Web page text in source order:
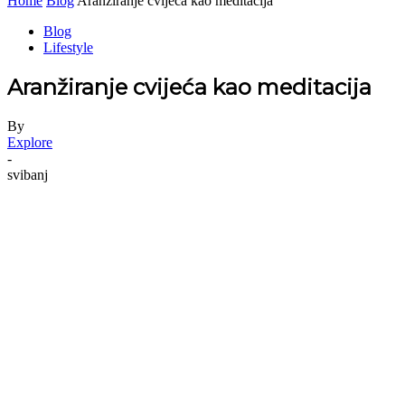
Blog
Lifestyle
Aranžiranje cvijeća kao meditacija
By
Explore
-
svibanj